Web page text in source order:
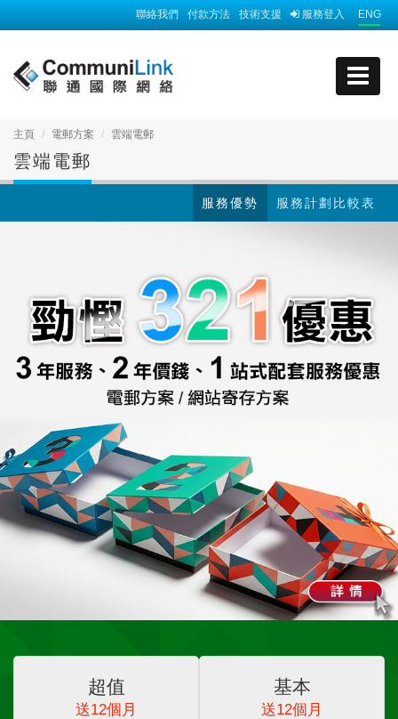
ENG
服務登入
技術支援
付款方法
聯絡我們
主頁 電郵方案 雲端電郵
雲端電郵
服務計劃比較表
服務優勢
超值
送12個月
基本
送12個月